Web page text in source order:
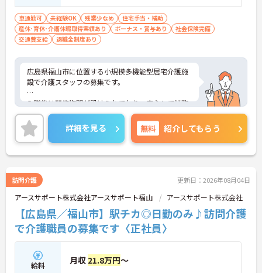
車通勤可 未経験OK 残業少なめ
住宅手当・補助
産休･育休･介護休暇取得実績あり
ボーナス・賞与あり
社会保険完備
交通費支給
退職金制度あり
広島県福山市に位置する小規模多機能型居宅介護施
設で介護スタッフの募集です。
入職後は研修期間が設けられており、安心して業務
を始められる環境です。無資格の方も相談可能で、
有給休暇の取得状況も良好です。育児休業・介護休
業・看護休暇の取得実績があり、働きやすい職場づ
くりが行われています。
■ 研修期間があり安心の職場環境
未経験の方も始めやすい環境です
・入職後に研修期間あり
・介護業務を担当
・記録業務もあり
→ 安心して業務を習得しやすい環境です♪
詳細を見る 無料 紹介してもらう
訪問介護 更新日：2026年08月04日
アースサポート株式会社アースサポート福山 アースサポート株式会社
【広島県／福山市】駅チカ◎日勤のみ♪訪問介護
で介護職員の募集です〈正社員〉
給料 月収 21.8万円～